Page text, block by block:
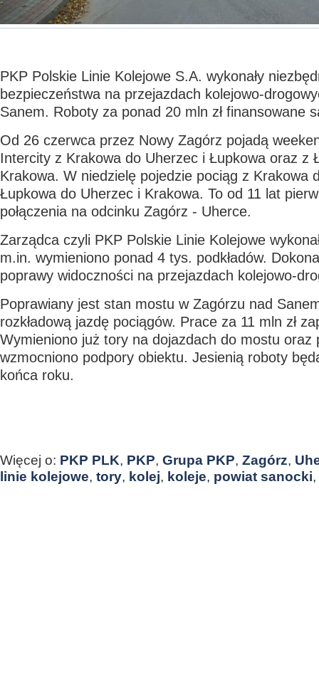
PKP Polskie Linie Kolejowe S.A. wykonały
bezpieczeństwa na przejazdach kolejowo-
Sanem. Roboty za ponad 20 mln zł finansowane
Od 26 czerwca przez Nowy Zagórz pojadą
Intercity z Krakowa do Uherzec i Łupkowa oraz z
Krakowa. W niedzielę pojedzie pociąg z Krakowa
Łupkowa do Uherzec i Krakowa. To od 11 lat
połączenia na odcinku Zagórz - Uherce.
Zarządca czyli PKP Polskie Linie Kolejowe
m.in. wymieniono ponad 4 tys. podkładów.
poprawy widoczności na przejazdach kolejowo-
Poprawiany jest stan mostu w Zagórzu nad
rozkładową jazdę pociągów. Prace za 11 mln zł
Wymieniono już tory na dojazdach do mostu oraz
wzmocniono podpory obiektu. Jesienią roboty
końca roku.
Więcej o: PKP PLK, PKP, Grupa PKP, Zagórz,
linie kolejowe, tory, kolej, koleje, powiat sanocki,